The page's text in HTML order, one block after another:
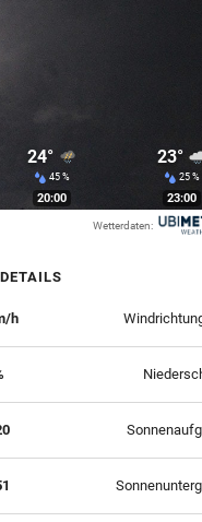
24°
45 %
20:00
23°
25 %
23:00
Wetterdaten:
h